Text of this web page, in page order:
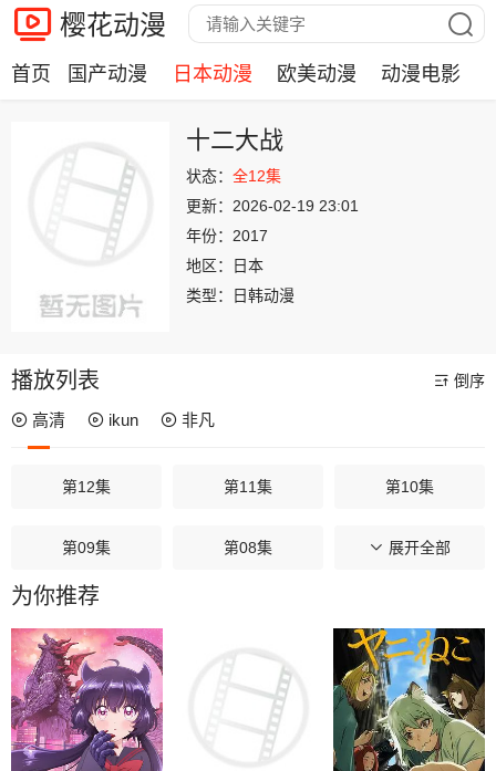
樱花动漫
首页 国产动漫 日本动漫 欧美动漫 动漫电影
十二大战
状态： 全12集
更新： 2026-02-19 23:01
年份： 2017
地区：
日本
类型：
日韩动漫
播放列表 倒序
高清 ikun 非凡
第12集 第11集 第10集
第09集 第08集 第07集
第06集
第03集 第01集
展开全部
为你推荐